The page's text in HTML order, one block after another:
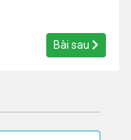
Bài sau